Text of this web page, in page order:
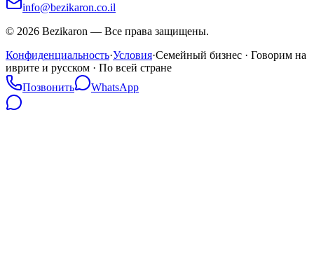
info@bezikaron.co.il
© 2026 Bezikaron — Все права защищены.
Конфиденциальность·Условия·Семейный бизнес · Говорим на
иврите и русском · По всей стране
Позвонить
WhatsApp